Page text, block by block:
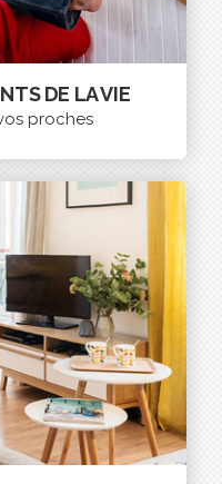
DE LA VIE
proches